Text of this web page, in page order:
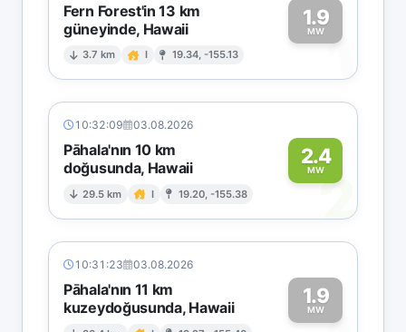
Fern Forest'in 13 km
güneyinde, Hawaii
3.7 km I 19.34, -155.13
1.9
MW1
10:32:09 03.08.2026
Pāhala'nın 10 km
doğusunda, Hawaii
29.5 km I 19.20, -155.38
2.4
MW
2
10:31:23 03.08.2026
Pāhala'nın 11 km
kuzeydoğusunda, Hawaii
1.9
MW